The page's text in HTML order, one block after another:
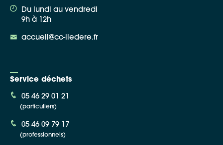
Du lundi au vendredi
9h à 12h
accueil@cc-iledere.fr
Service déchets
05 46 29 01 21
(particuliers)
05 46 09 79 17
(professionnels)